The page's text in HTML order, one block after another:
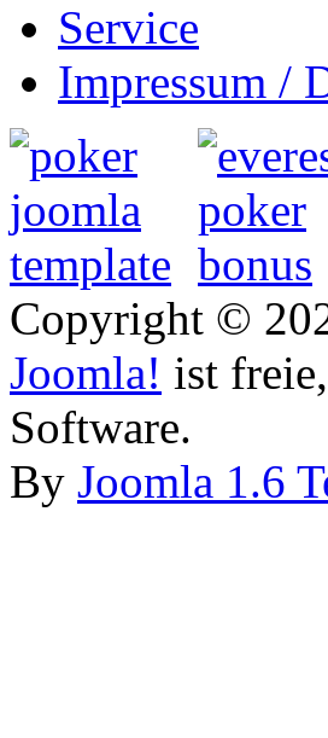
Service
Impressum /
Copyright ©
Joomla! ist
Software.
By Joomla 1.6